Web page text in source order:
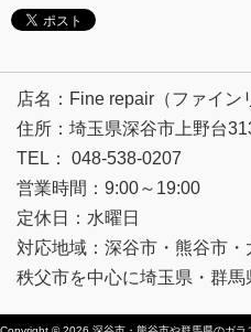
店名：Fine repair（ファイン
住所：埼玉県深谷市上野台
TEL： 048-538-0207
営業時間：9:00～19:00
定休日：水曜日
対応地域：深谷市・熊谷市
秩父市を中心に埼玉県・群馬